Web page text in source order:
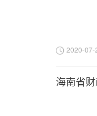
2020-07-
海南省